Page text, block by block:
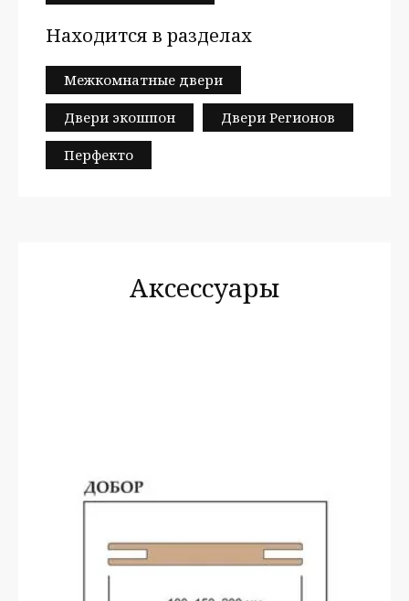
Находится в разделах
Межкомнатные двери
Двери экошпон Двери Регионов
Перфекто
Аксессуары